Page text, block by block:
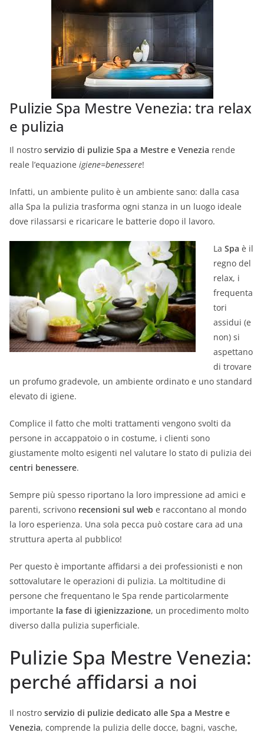
Pulizie Spa Mestre Venezia: tra relax
e pulizia
Il nostro servizio di pulizie Spa a Mestre e Venezia rende
reale l’equazione igiene=benessere!
Infatti, un ambiente pulito è un ambiente sano: dalla casa
alla Spa la pulizia trasforma ogni stanza in un luogo ideale
dove rilassarsi e ricaricare le batterie dopo il lavoro.
La Spa è il
regno del
relax, i
frequenta
tori
assidui (e
non) si
aspettano
di trovare
un profumo gradevole, un ambiente ordinato e uno standard
elevato di igiene.
Complice il fatto che molti trattamenti vengono svolti da
persone in accappatoio o in costume, i clienti sono
giustamente molto esigenti nel valutare lo stato di pulizia dei
centri benessere.
Sempre più spesso riportano la loro impressione ad amici e
parenti, scrivono recensioni sul web e raccontano al mondo
la loro esperienza. Una sola pecca può costare cara ad una
struttura aperta al pubblico!
Per questo è importante affidarsi a dei professionisti e non
sottovalutare le operazioni di pulizia. La moltitudine di
persone che frequentano le Spa rende particolarmente
importante la fase di igienizzazione, un procedimento molto
diverso dalla pulizia superficiale.
Pulizie Spa Mestre Venezia:
perché affidarsi a noi
Il nostro servizio di pulizie dedicato alle Spa a Mestre e
Venezia, comprende la pulizia delle docce, bagni, vasche,